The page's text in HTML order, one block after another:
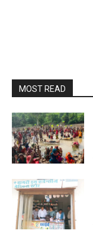
MOST READ